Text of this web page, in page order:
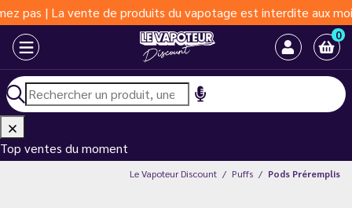
du vapotage est interdite aux moins de 18 ans | Vapoter
0
Top ventes du moment
Le Vapoteur Discount Puffs Pods Préremplis